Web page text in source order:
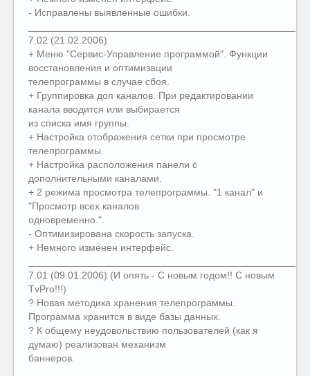
- Исправлены выявленные ошибки.
7.02 (21.02.2006)
+ Меню "Сервис-Управление программой". Функции
восстановления и оптимизации
телепрограммы в случае сбоя.
+ Группировка доп каналов. При редактировании
канала вводится или выбирается
из списка имя группы.
+ Настройка отображения сетки при просмотре
телепрограммы.
+ Настройка расположения панели с
дополнительными каналами.
+ 2 режима просмотра телепрограммы. "1 канал" и
"Просмотр всех каналов
одновременно.".
- Оптимизирована скорость запуска.
+ Немного изменен интерфейс.
7.01 (09.01.2006) (И опять - С новым годом!! С новым
TvPro!!!)
? Новая методика хранения телепрограммы.
Программа хранится в виде базы данных.
? К общему неудовольствию пользователей (как я
думаю) реализован механизм
баннеров.